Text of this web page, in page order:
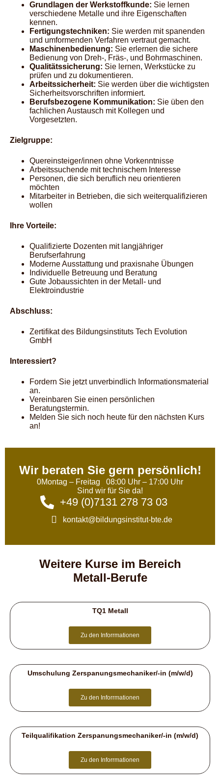
Grundlagen der Werkstoffkunde: Sie lernen
verschiedene Metalle und ihre Eigenschaften
kennen.
Fertigungstechniken: Sie werden mit spanenden
und umformenden Verfahren vertraut gemacht.
Maschinenbedienung: Sie erlernen die sichere
Bedienung von Dreh-, Fräs-, und Bohrmaschinen.
Qualitätssicherung: Sie lernen, Werkstücke zu
prüfen und zu dokumentieren.
Arbeitssicherheit: Sie werden über die wichtigsten
Sicherheitsvorschriften informiert.
Berufsbezogene Kommunikation: Sie üben den
fachlichen Austausch mit Kollegen und
Vorgesetzten.
Zielgruppe:
Quereinsteiger/innen ohne Vorkenntnisse
Arbeitssuchende mit technischem Interesse
Personen, die sich beruflich neu orientieren
möchten
Mitarbeiter in Betrieben, die sich weiterqualifizieren
wollen
Ihre Vorteile:
Qualifizierte Dozenten mit langjähriger
Berufserfahrung
Moderne Ausstattung und praxisnahe Übungen
Individuelle Betreuung und Beratung
Gute Jobaussichten in der Metall- und
Elektroindustrie
Abschluss:
Zertifikat des Bildungsinstituts Tech Evolution
GmbH
Interessiert?
Fordern Sie jetzt unverbindlich Informationsmaterial
an.
Vereinbaren Sie einen persönlichen
Beratungstermin.
Melden Sie sich noch heute für den nächsten Kurs
an!
Wir beraten Sie gern persönlich!
0Montag – Freitag 08:00 Uhr – 17:00 Uhr
Sind wir für Sie da!
+49 (0)7131 278 73 03
kontakt@bildungsinstitut-bte.de
Weitere Kurse im Bereich
Metall-Berufe
TQ1 Metall
Zu den Inforrmationen
Umschulung Zerspanungsmechaniker/-in (m/w/d)
Zu den Inforrmationen
Teilqualifikation Zerspanungsmechaniker/-in (m/w/d)
Zu den Inforrmationen